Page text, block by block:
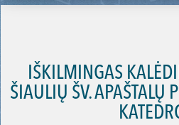
IŠKILMINGAS
ŠIAULIŲ ŠV. APAŠTALŲ